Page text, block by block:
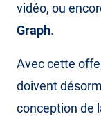
vidéo, ou
Graph.
Avec cette
doivent
conception de